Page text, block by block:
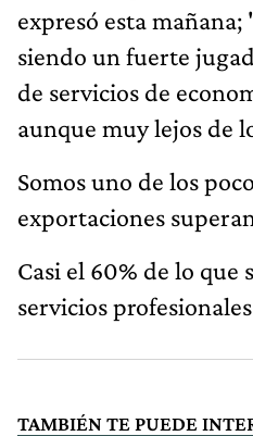
expresó esta
siendo un fuerte
de servicios de
aunque muy lejos de
Somos uno de los
exportaciones
Casi el 60% de lo que
servicios profesionales
TAMBIÉN TE PUEDE